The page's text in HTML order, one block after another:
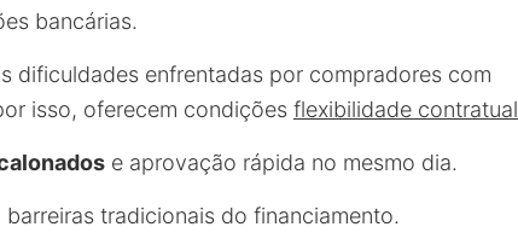
bancárias.
dificuldades enfrentadas por compradores com
isso, oferecem condições flexibilidade contratual
e aprovação rápida no mesmo dia.
tradicionais do financiamento.